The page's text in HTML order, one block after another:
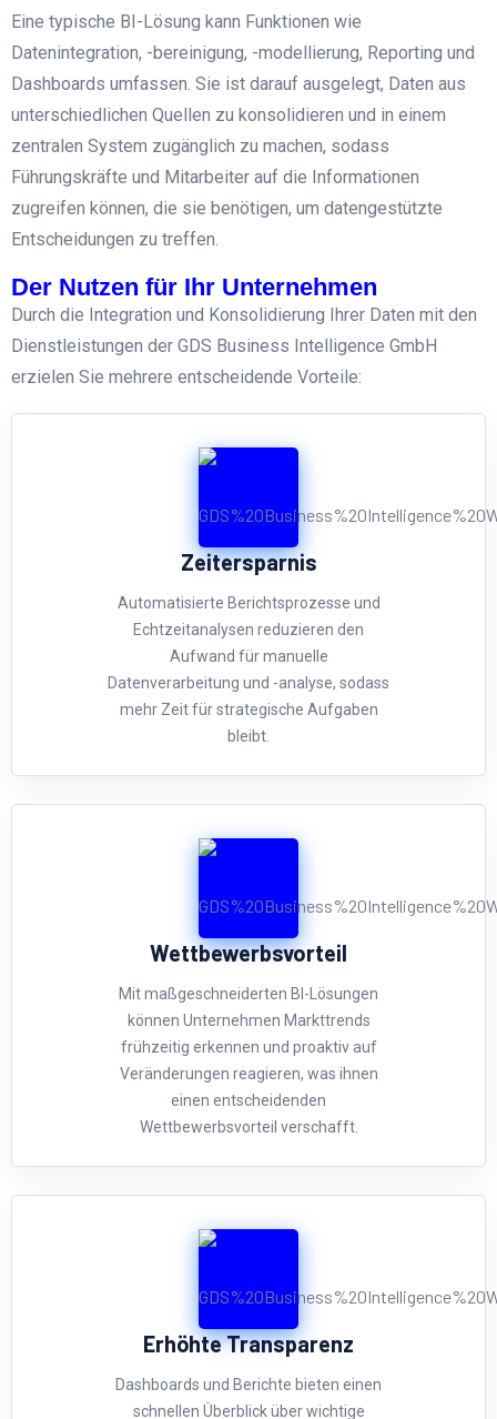
Eine typische BI-Lösung kann Funktionen wie
Datenintegration, -bereinigung, -modellierung, Reporting und
Dashboards umfassen. Sie ist darauf ausgelegt, Daten aus
unterschiedlichen Quellen zu konsolidieren und in einem
zentralen System zugänglich zu machen, sodass
Führungskräfte und Mitarbeiter auf die Informationen
zugreifen können, die sie benötigen, um datengestützte
Entscheidungen zu treffen.
Der Nutzen für Ihr Unternehmen
Durch die Integration und Konsolidierung Ihrer Daten mit den
Dienstleistungen der GDS Business Intelligence GmbH
erzielen Sie mehrere entscheidende Vorteile:
Zeitersparnis
Automatisierte Berichtsprozesse und
Echtzeitanalysen reduzieren den
Aufwand für manuelle
Datenverarbeitung und -analyse, sodass
mehr Zeit für strategische Aufgaben
bleibt.
Wettbewerbsvorteil
Mit maßgeschneiderten BI-Lösungen
können Unternehmen Markttrends
frühzeitig erkennen und proaktiv auf
Veränderungen reagieren, was ihnen
einen entscheidenden
Wettbewerbsvorteil verschafft.
Erhöhte Transparenz
Dashboards und Berichte bieten einen
schnellen Überblick über wichtige